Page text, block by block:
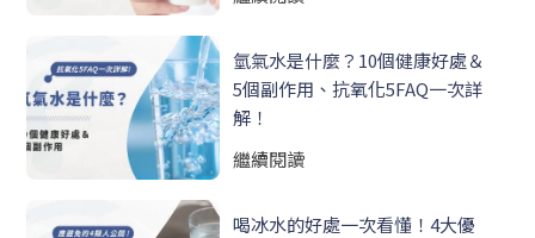
氫氣水是什麼？10個健康好處＆
5個副作用、抗氧化5FAQ一次詳
解！
繼續閱讀
喝冰水的好處一次看懂！4大優